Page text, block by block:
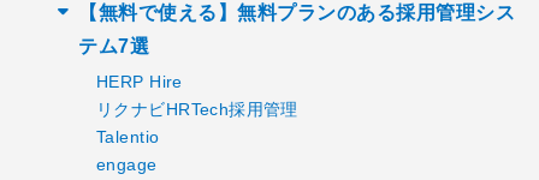
【無料で使える】無料プランのある採用管理シス
テム7選
HERP Hire
リクナビHRTech採用管理
Talentio
engage